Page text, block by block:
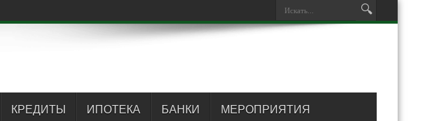
КРЕДИТЫ ИПОТЕКА БАНКИ МЕРОПРИЯТИЯ